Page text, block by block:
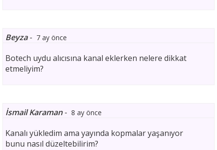
Beyza- 7 ay önce
Botech uydu alıcısına kanal eklerken nelere dikkat
etmeliyim?
İsmail Karaman- 8 ay önce
Kanalı yükledim ama yayında kopmalar yaşanıyor
bunu nasıl düzeltebilirim?